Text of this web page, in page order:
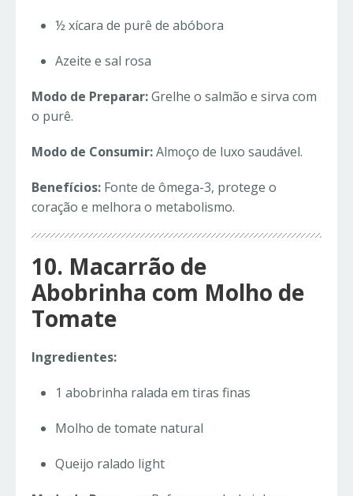
½ xícara de purê de abóbora
Azeite e sal rosa
Modo de Preparar:Grelhe o salmão e sirva com
o purê.
Modo de Consumir:Almoço de luxo saudável.
Benefícios: Fonte de ômega-3, protege o
coração e melhora o metabolismo.
10. Macarrão de
Abobrinha com Molho de
Tomate
Ingredientes:
1 abobrinha ralada em tiras finas
Molho de tomate natural
Queijo ralado light